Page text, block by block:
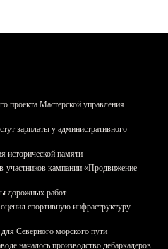
проекта Мастерской управления
зарплаты у административного
исторической памяти
участников кампании «Продвижение
дорожных работ
спортивную инфраструктуру
Северного морского пути
началось производство дебаркадеров